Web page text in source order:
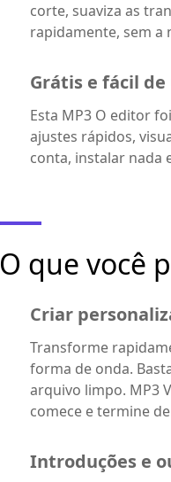
corte, suaviza as
rapidamente, sem a
Grátis e fácil de
Esta MP3 O editor
ajustes rápidos,
conta, instalar nada
O que você
Criar
Transforme
forma de onda.
arquivo limpo. MP3
comece e termine
Introduções e